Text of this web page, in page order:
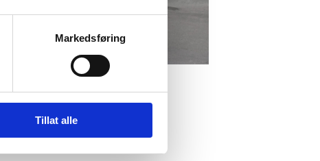
Markedsføring
Tillat alle